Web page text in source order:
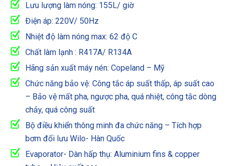
Lưu lượng làm nóng: 155L/ giờ
Điện áp: 220V/ 50Hz
Nhiệt độ làm nóng max: 62 độ C
Chất làm lạnh : R417A/ R134A
Hãng sản xuất máy nén: Copeland – Mỹ
Chức năng bảo vệ: Công tắc áp suất thấp, áp suất cao
– Bảo vệ mất pha, ngược pha, quá nhiệt, công tắc dòng
chảy, quá công suất
Bộ điều khiển thông minh đa chức năng – Tích hợp
bơm đối lưu Wilo- Hàn Quốc
Evaporator- Dàn hấp thụ: Aluminium fins & copper